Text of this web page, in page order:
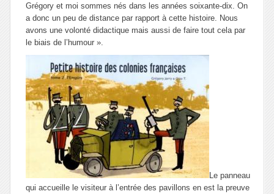
Grégory et moi sommes nés dans les années soixante-dix. On
a donc un peu de distance par rapport à cette histoire. Nous
avons une volonté didactique mais aussi de faire tout cela par
le biais de l’humour ».
Le panneau
qui accueille le visiteur à l’entrée des pavillons en est la preuve